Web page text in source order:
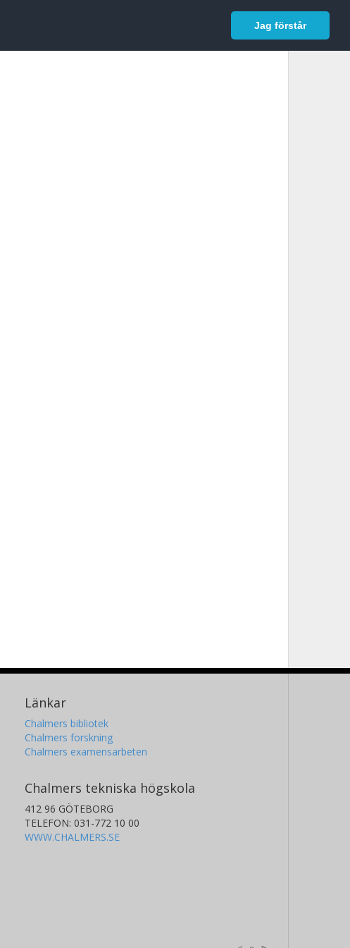
Jag förstår
Logga in
Länkar
Chalmers bibliotek
Chalmers forskning
Chalmers examensarbeten
Chalmers tekniska högskola
412 96 GÖTEBORG
TELEFON: 031-772 10 00
WWW.CHALMERS.SE